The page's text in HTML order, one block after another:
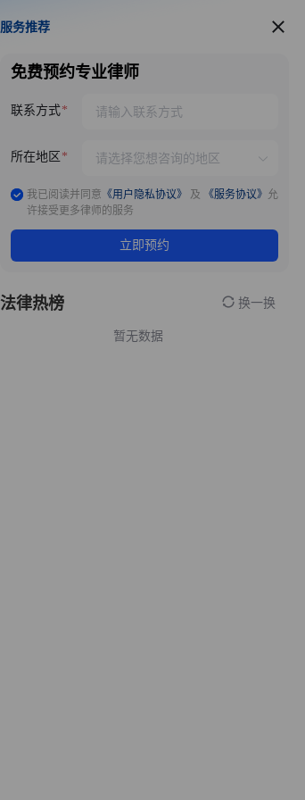
服务推荐
服务推荐
免费预约专业律师
联系方式
所在地区
我已阅读并同意 《用户隐私协议》 及 《服务协议》 允
许接受更多律师的服务
立即预约
法律热榜 换一换
暂无数据